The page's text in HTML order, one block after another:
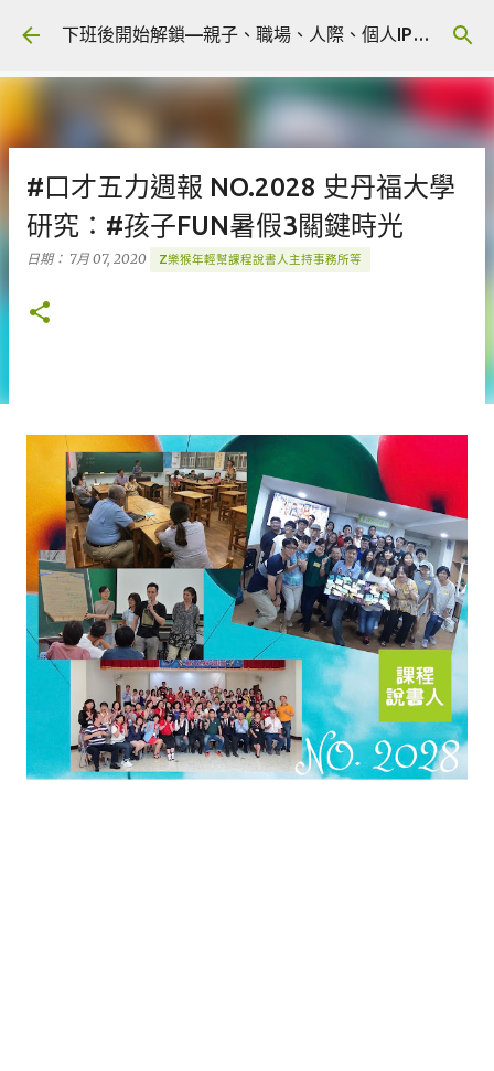
跳到主要內容 下班後開始解鎖—親子、職場、人際、個人IP 🎧 Podcast
#口才五力週報 NO.2028 史丹福大學
研究：#孩子FUN暑假3關鍵時光
日期： 7月 07, 2020 Z樂猴年輕幫課程說書人主持事務所等